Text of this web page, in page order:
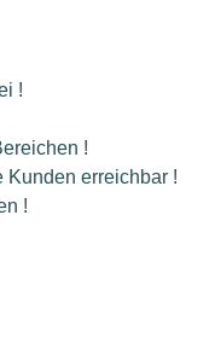
!
!
Kunden erreichbar !
!